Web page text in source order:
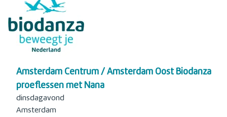
Amsterdam Centrum / Amsterdam Oost Biodanza
proeflessen met Nana
dinsdagavond
Amsterdam